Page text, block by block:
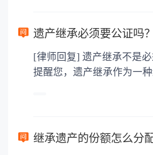
要缴纳公证费，具体如下： 1. 公证费：按房
3. 印花税：按房屋评估价的
地增值税：按房价1%缴纳 5. 房屋产权登记费：
遗产继承必须要公证吗？
[律师回复] 遗产继承不是必须要公证。法律快车
提醒您，遗产继承作为一
下都是不需要公证的，当
以防对财产继承发生纠纷
继承遗产的份额怎么分配